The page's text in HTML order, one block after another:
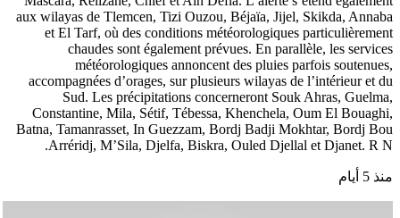
aux wilayas de Tlemcen, Tizi Ouzou, Béjaïa, Jijel, Skikda, Annaba
et El Tarf, où des conditions météorologiques particulièrement
chaudes sont également prévues. En parallèle, les services
météorologiques annoncent des pluies parfois soutenues,
accompagnées d’orages, sur plusieurs wilayas de l’intérieur et du
Sud. Les précipitations concerneront Souk Ahras, Guelma,
Constantine, Mila, Sétif, Tébessa, Khenchela, Oum El Bouaghi,
Batna, Tamanrasset, In Guezzam, Bordj Badji Mokhtar, Bordj Bou
Arréridj, M’Sila, Djelfa, Biskra, Ouled Djellal et Djanet. R N.
منذ 5 أيام